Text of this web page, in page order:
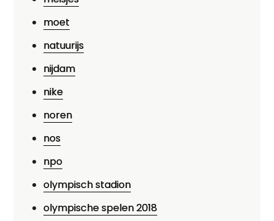
moet
natuurijs
nijdam
nike
noren
nos
npo
olympisch stadion
olympische spelen 2018